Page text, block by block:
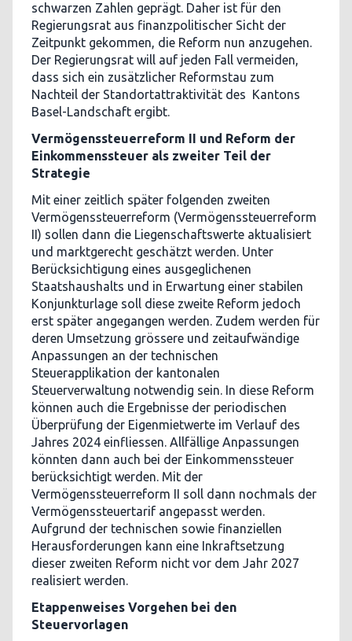
schwarzen Zahlen geprägt. Daher ist für den
Regierungsrat aus finanzpolitischer Sicht der
Zeitpunkt gekommen, die Reform nun anzugehen.
Der Regierungsrat will auf jeden Fall vermeiden,
dass sich ein zusätzlicher Reformstau zum
Nachteil der Standortattraktivität des Kantons
Basel-Landschaft ergibt.
Vermögenssteuerreform II und Reform der
Einkommenssteuer als zweiter Teil der
Strategie
Mit einer zeitlich später folgenden zweiten
Vermögenssteuerreform (Vermögenssteuerreform
II) sollen dann die Liegenschaftswerte aktualisiert
und marktgerecht geschätzt werden. Unter
Berücksichtigung eines ausgeglichenen
Staatshaushalts und in Erwartung einer stabilen
Konjunkturlage soll diese zweite Reform jedoch
erst später angegangen werden. Zudem werden für
deren Umsetzung grössere und zeitaufwändige
Anpassungen an der technischen
Steuerapplikation der kantonalen
Steuerverwaltung notwendig sein. In diese Reform
können auch die Ergebnisse der periodischen
Überprüfung der Eigenmietwerte im Verlauf des
Jahres 2024 einfliessen. Allfällige Anpassungen
könnten dann auch bei der Einkommenssteuer
berücksichtigt werden. Mit der
Vermögenssteuerreform II soll dann nochmals der
Vermögenssteuertarif angepasst werden.
Aufgrund der technischen sowie finanziellen
Herausforderungen kann eine Inkraftsetzung
dieser zweiten Reform nicht vor dem Jahr 2027
realisiert werden.
Etappenweises Vorgehen bei den
Steuervorlagen